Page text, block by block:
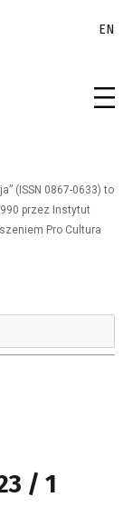
EN
(ISSN 0867-0633) to
przez Instytut
Pro Cultura
/ 1